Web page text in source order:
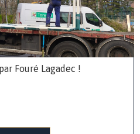
Fouré Lagadec !